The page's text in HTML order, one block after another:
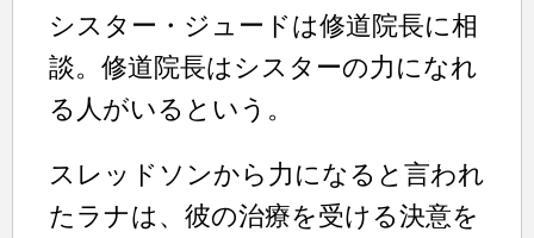
シスター・ジュードは修道院長に相
談。修道院長はシスターの力になれ
る人がいるという。
スレッドソンから力になると言われ
たラナは、彼の治療を受ける決意を